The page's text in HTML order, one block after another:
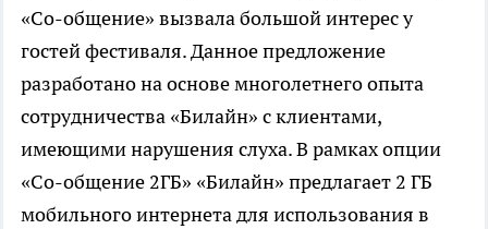
«Со-общение» вызвала большой интерес у
гостей фестиваля. Данное предложение
разработано на основе многолетнего опыта
сотрудничества «Билайн» с клиентами,
имеющими нарушения слуха. В рамках опции
«Со-общение 2ГБ» «Билайн» предлагает 2 ГБ
мобильного интернета для использования в